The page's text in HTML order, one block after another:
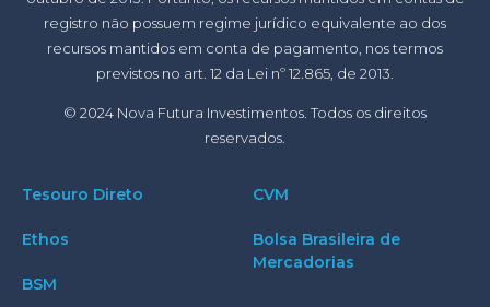
registro não possuem regime jurídico equivalente ao dos
recursos mantidos em conta de pagamento, nos termos
previstos no art. 12 da Lei nº 12.865, de 2013.
© 2024 Nova Futura Investimentos. Todos os direitos
reservados.
Tesouro Direto
Ethos
BSM
CVM
Bolsa Brasileira de
Mercadorias